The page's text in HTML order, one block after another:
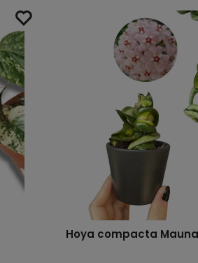
Hoya compacta